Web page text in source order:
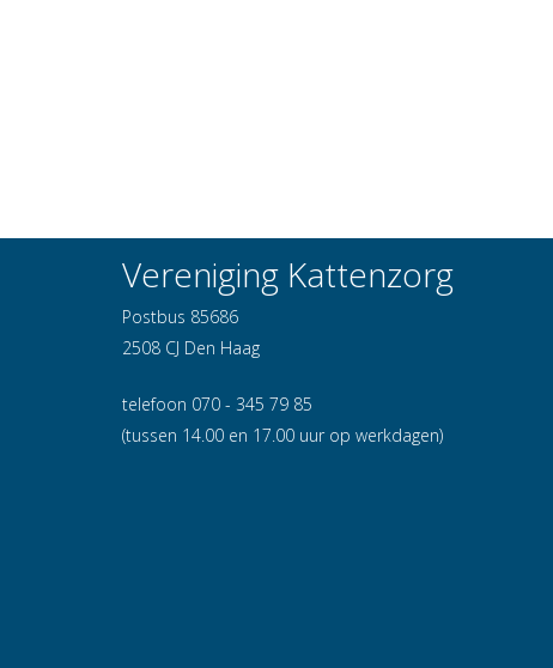
Vereniging Kattenzorg
Postbus 85686
2508 CJ Den Haag
telefoon 070 - 345 79 85
(tussen 14.00 en 17.00 uur op werkdagen)